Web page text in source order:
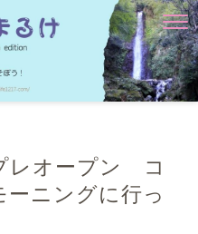
レオープン コ
ニングに行っ